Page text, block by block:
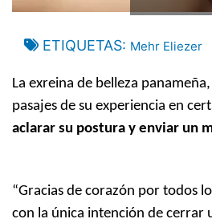
ETIQUETAS Mehr Eliezer
La exreina de belleza panameña,
pasajes de su experiencia en
aclarar su postura y enviar un
“Gracias de corazón por todos
con la única intención de cerrar